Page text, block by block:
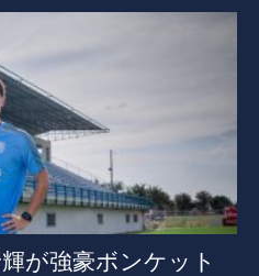
が強豪ボンケット